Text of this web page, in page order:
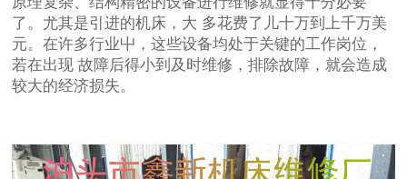
了。尤其是引进的机床，大 多花费了儿十万到上千万美
元。在许多行业屮，这些设备均处于关键的工作岗位，
若在出现 故障后得小到及时维修，排除故障，就会造成
较大的经济损失。